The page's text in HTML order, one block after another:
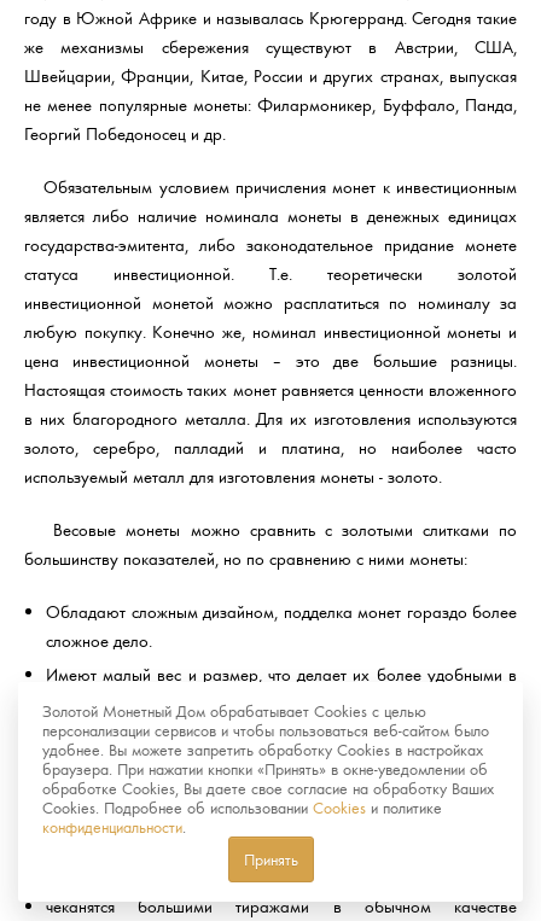
году в Южной Африке и называлась Крюгерранд. Сегодня такие
же механизмы сбережения существуют в Австрии, США,
Швейцарии, Франции, Китае, России и других странах, выпуская
не менее популярные монеты: Филармоникер, Буффало, Панда,
Георгий Победоносец и др.
Обязательным условием причисления монет к инвестиционным
является либо наличие номинала монеты в денежных единицах
государства-эмитента, либо законодательное придание монете
статуса инвестиционной. Т.е. теоретически золотой
инвестиционной монетой можно расплатиться по номиналу за
любую покупку. Конечно же, номинал инвестиционной монеты и
цена инвестиционной монеты – это две большие разницы.
Настоящая стоимость таких монет равняется ценности вложенного
в них благородного металла. Для их изготовления используются
золото, серебро, палладий и платина, но наиболее часто
используемый металл для изготовления монеты - золото.
Весовые монеты можно сравнить с золотыми слитками по
большинству показателей, но по сравнению с ними монеты:
Обладают сложным дизайном, подделка монет гораздо более
сложное дело.
Имеют малый вес и размер, что делает их более удобными в
хранении и реализации.
Памятные и инвестиционные монеты отличаются тем, что
вторые:
не пользуются большим спросом у нумизматов
не имеют художественной ценности
чеканятся большими тиражами в обычном качестве
Золотой Монетный Дом обрабатывает Cookies с целью
персонализации сервисов и чтобы пользоваться веб-сайтом было
удобнее. Вы можете запретить обработку Cookies в настройках
браузера. При нажатии кнопки «Принять» в окне-уведомлении об
обработке Cookies, Вы даете свое согласие на обработку Ваших
Cookies. Подробнее об использовании Cookies и политике
конфиденциальности
Принять